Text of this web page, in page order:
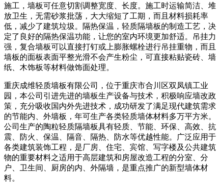
施工，墙板可任意切割调整宽度、长度。施工时运输简洁、堆
放卫生，无需砂浆批荡，大大缩短了工期，而且材料损耗率
低，减少了建筑垃圾。隔热保温，轻质隔墙板的制造工艺，决
定了良好的隔热保温功能，让您的室内环境更加舒适。吊挂力
强，复合墙板可以直接打钉或上膨胀螺栓进行吊挂重物，而且
墙板的面板表面平整光滑不会产生粉尘，可直接粘贴瓷砖、墙
纸、木饰板等材料做饰面处理。
重庆成维轻质墙板有限公司，位于重庆市合川区双凤镇工业
园，本公司引进先进的墙板生产设备与技术，积极响应墙改政
策，充分吸收国内外先进技术，成功研发了满足现代建筑需求
的节能内、外墙板，年可生产各类轻质墙体材料多万平方米。
公司生产的陶粒轻质隔墙板具有轻质、节能、环保、高效、抗
震、防火、保温、隔音、隔热、防水等优越性能。广泛应用于
各类建筑装饰工程，是厂房、住宅、宾馆、写字楼及公共建筑
物的重要材料之适用于高层建筑和房屋改造工程的分室、分
户、卫生间、厨房的内、外隔墙，是重点推广的新型墙体材
料。